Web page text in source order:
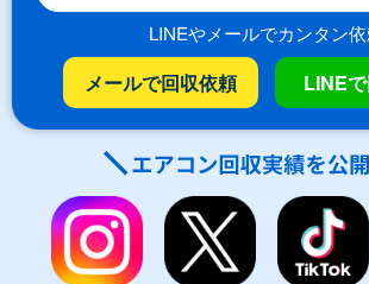
LINEやメールでカンタン
メールで回収依頼 LINE